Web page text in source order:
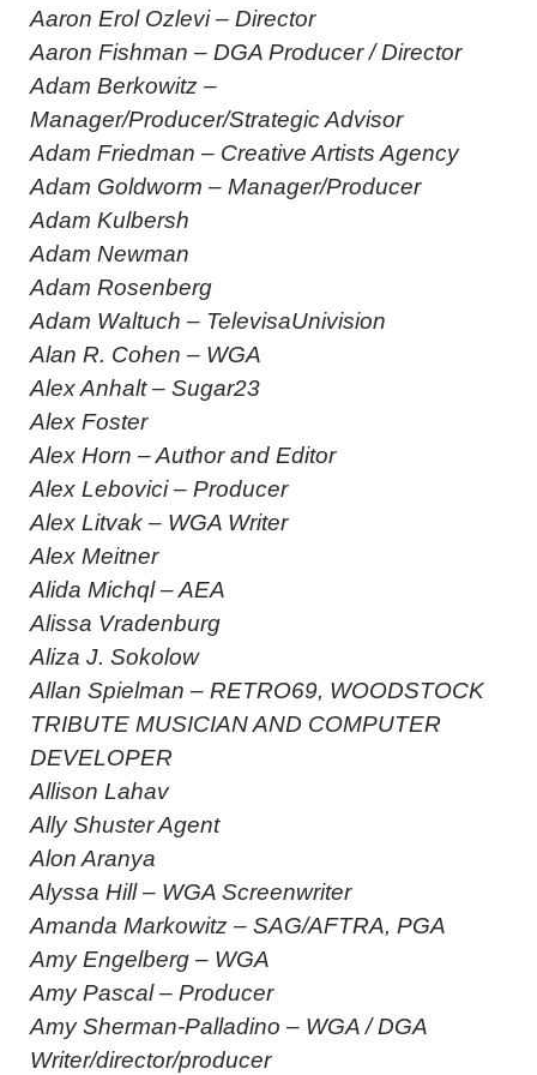
Aaron Erol Ozlevi – Director
Aaron Fishman – DGA Producer / Director
Adam Berkowitz –
Manager/Producer/Strategic Advisor
Adam Friedman – Creative Artists Agency
Adam Goldworm – Manager/Producer
Adam Kulbersh
Adam Newman
Adam Rosenberg
Adam Waltuch – TelevisaUnivision
Alan R. Cohen – WGA
Alex Anhalt – Sugar23
Alex Foster
Alex Horn – Author and Editor
Alex Lebovici – Producer
Alex Litvak – WGA Writer
Alex Meitner
Alida Michql – AEA
Alissa Vradenburg
Aliza J. Sokolow
Allan Spielman – RETRO69, WOODSTOCK
TRIBUTE MUSICIAN AND COMPUTER
DEVELOPER
Allison Lahav
Ally Shuster Agent
Alon Aranya
Alyssa Hill – WGA Screenwriter
Amanda Markowitz – SAG/AFTRA, PGA
Amy Engelberg – WGA
Amy Pascal – Producer
Amy Sherman-Palladino – WGA / DGA
Writer/director/producer